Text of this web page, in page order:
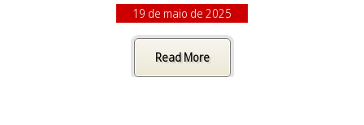
19 de maio de 2025
Read More